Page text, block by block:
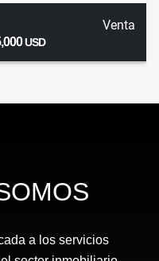
Venta
USD
a los servicios